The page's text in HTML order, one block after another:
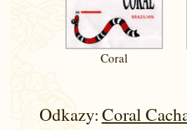
Coral
Odkazy:Coral